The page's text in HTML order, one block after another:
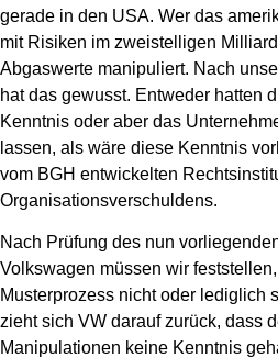
gerade in den USA. Wer das
mit Risiken im zweistelligen
Abgaswerte manipuliert. Nach
hat das gewusst. Entweder hatten
Kenntnis oder aber das
lassen, als wäre diese Kenntnis
vom BGH entwickelten
Organisationsverschuldens.
Nach Prüfung des nun
Volkswagen müssen wir
Musterprozess nicht oder lediglich
zieht sich VW darauf zurück, dass
Manipulationen keine Kenntnis